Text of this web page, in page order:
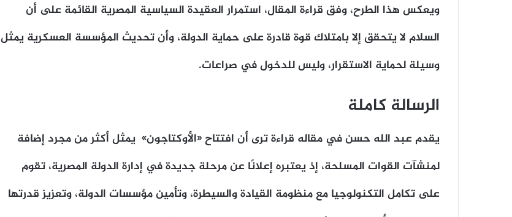
ويعكس هذا الطرح، وفق قراءة المقال، استمرار العقيدة السياسية المصرية القائمة على أن
السلام لا يتحقق إلا بامتلاك قوة قادرة على حماية الدولة، وأن تحديث المؤسسة العسكرية يمثل
وسيلة لحماية الاستقرار، وليس للدخول في صراعات.
الرسالة كاملة
يقدم عبد الله حسن في مقاله قراءة ترى أن افتتاح «الأوكتاجون» يمثل أكثر من مجرد إضافة
لمنشآت القوات المسلحة، إذ يعتبره إعلانًا عن مرحلة جديدة في إدارة الدولة المصرية، تقوم
على تكامل التكنولوجيا مع منظومة القيادة والسيطرة، وتأمين مؤسسات الدولة، وتعزيز قدرتها